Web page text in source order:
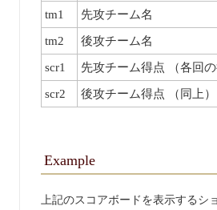
tm1 先攻チーム名
tm2 後攻チーム名
scr1 先攻チーム得点 （各回
scr2 後攻チーム得点 （同上）
Example
上記のスコアボードを表示するシ